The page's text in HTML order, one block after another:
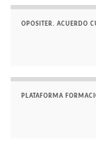
OPOSITER. ACUERDO
PLATAFORMA